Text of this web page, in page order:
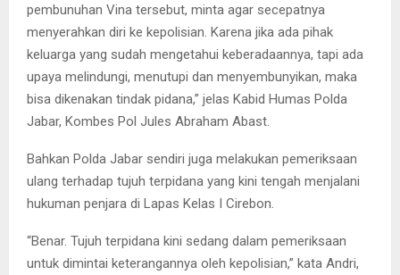
pembunuhan Vina tersebut, minta agar secepatnya
menyerahkan diri ke kepolisian. Karena jika ada pihak
keluarga yang sudah mengetahui keberadaannya, tapi ada
upaya melindungi, menutupi dan menyembunyikan, maka
bisa dikenakan tindak pidana,” jelas Kabid Humas Polda
Jabar, Kombes Pol Jules Abraham Abast.
Bahkan Polda Jabar sendiri juga melakukan pemeriksaan
ulang terhadap tujuh terpidana yang kini tengah menjalani
hukuman penjara di Lapas Kelas I Cirebon.
“Benar. Tujuh terpidana kini sedang dalam pemeriksaan
untuk dimintai keterangannya oleh kepolisian,” kata Andri,